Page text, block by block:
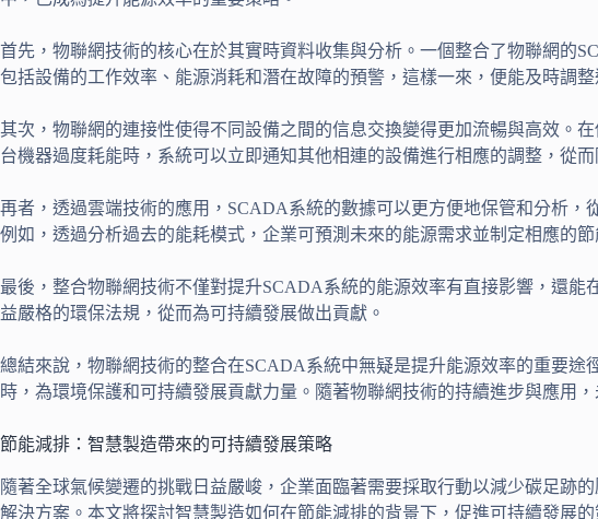
首先，物聯網技術的核心在於其實時資料收集與分析。一個整合了物聯網的
包括設備的工作效率、能源消耗和潛在故障的預警，這樣一來，便能及時調
其次，物聯網的連接性使得不同設備之間的信息交換變得更加流暢與高效。
台機器過度耗能時，系統可以立即通知其他相連的設備進行相應的調整，從
再者，透過雲端技術的應用，SCADA系統的數據可以更方便地保管和分析
例如，透過分析過去的能耗模式，企業可預測未來的能源需求並制定相應的節
最後，整合物聯網技術不僅對提升SCADA系統的能源效率有直接影響，還
益嚴格的環保法規，從而為可持續發展做出貢獻。
總結來說，物聯網技術的整合在SCADA系統中無疑是提升能源效率的重要
時，為環境保護和可持續發展貢獻力量。隨著物聯網技術的持續進步與應用
節能減排：智慧製造帶來的可持續發展策略
隨著全球氣候變遷的挑戰日益嚴峻，企業面臨著需要採取行動以減少碳足跡
解決方案。本文將探討智慧製造如何在節能減排的背景下，促進可持續發展的